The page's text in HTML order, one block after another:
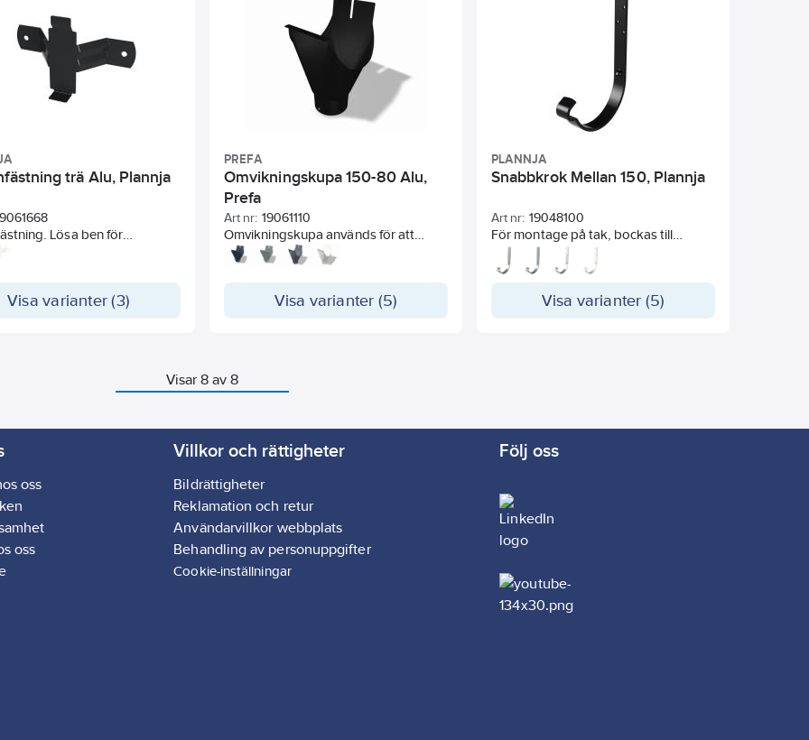
trä Alu, Plannja
Lösa ben för
av rörsvep på träfasad.
Visa varianter (3)
PREFA
Omvikningskupa 150-80 Alu,
Prefa
Art nr: 19061110
Omvikningskupa används för att
ansluta hängrännan till stupröret och
leda regnvattnet vidare ner i
tillverkad i korrosionsbeständig
rännsystemet för ett enhetligt
utseende.
Visa varianter (5)
PLANNJA
Snabbkrok Mellan 150, Plannja
Art nr: 19048100
För montage på tak, bockas till
taklutning.
Visa varianter (5)
Visar 8 av 8
oss
oss
Villkor och rättigheter
Bildrättigheter
Reklamation och retur
Användarvillkor webbplats
Behandling av personuppgifter
Cookie-inställningar
Följ oss